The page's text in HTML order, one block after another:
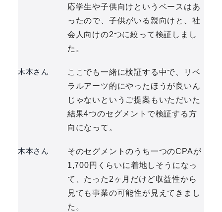
応学生や子供向けというベースはあ
ったので、子供がいる親向けと、社
会人向けの2つに絞って検証しまし
た。
木本さん
ここでも一緒に検証する中で、リベ
ラルアーツ的にやったほうが良いん
じゃないというご提案もいただいた
結果4つのセグメントで検証する方
向になって。
木本さん
そのセグメントのうち一つのCPAが
1,700円くらいに着地しそうになっ
て、たった2ヶ月だけど収益性から
見ても事業の可能性が見えてきまし
た。